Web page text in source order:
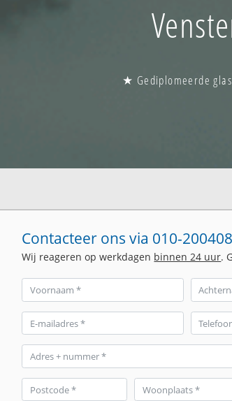
★ Gediplomeerde
Contacteer ons via 010-
Wij reageren op werkdagen binnen 24 uur.